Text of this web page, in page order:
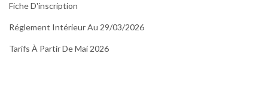
Fiche D'inscription
Réglement Intérieur Au 29/03/2026
Tarifs À Partir De Mai 2026